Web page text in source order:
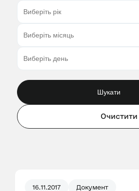
Шукати
Очистити
16.11.2017 Документ